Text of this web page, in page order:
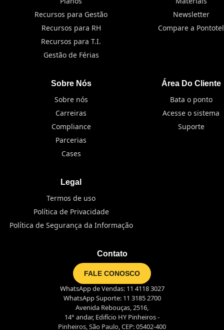
Recursos para Gestão
Recursos para RH
Recursos para T.I.
Gestão de Férias
Newsletter
Compare a Pontotel
Sobre Nós
Sobre nós
Carreiras
Compliance
Parcerias
Cases
Área Do Cliente
Bata o ponto
Acesse o sistema
Suporte
Legal
Termos de uso
Política de Privacidade
Política de Segurança da Informação
Contato
FALE CONOSCO
WhatsApp de Vendas: 11 4118 3027
WhatsApp Suporte: 11 3185 2700
Avenida Rebouças, 2516,
14° andar, Edifício HY Pinheiros -
Pinheiros, São Paulo, CEP: 05402-400